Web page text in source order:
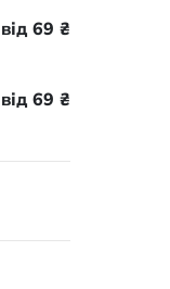
від 69 ₴
від 69 ₴